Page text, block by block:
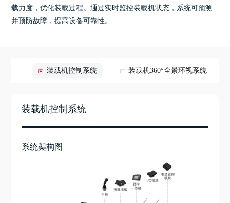
载力度，优化装载过程。通过实时监控装载机状态，系统可预测
并预防故障，提高设备可靠性。
装载机控制系统 装载机360°全景环视系统
装载机控制系统
系统架构图